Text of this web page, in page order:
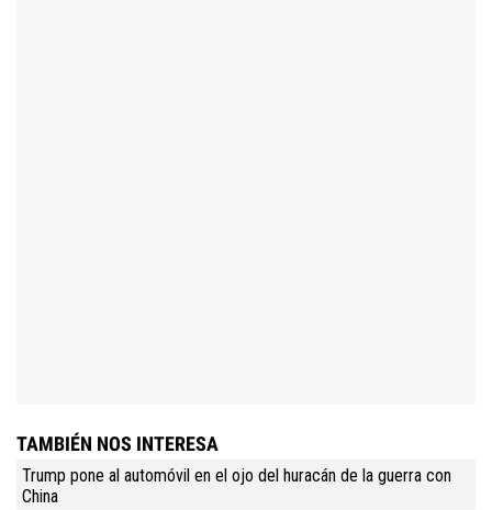
TAMBIÉN NOS INTERESA
Trump pone al automóvil en el ojo del huracán de la guerra con
China